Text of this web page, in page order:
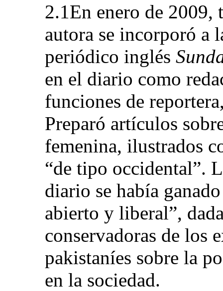
2.1En enero de 2009,
autora se incorporó a
periódico inglés
en el diario como
funciones de
Preparó artículos
femenina, ilustrados
“de tipo occidental”.
diario se había
abierto y liberal”,
conservadoras de los
pakistaníes sobre la
en la sociedad.